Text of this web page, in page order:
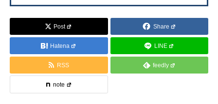
Post Share
Hatena LINE
RSS feedly
note